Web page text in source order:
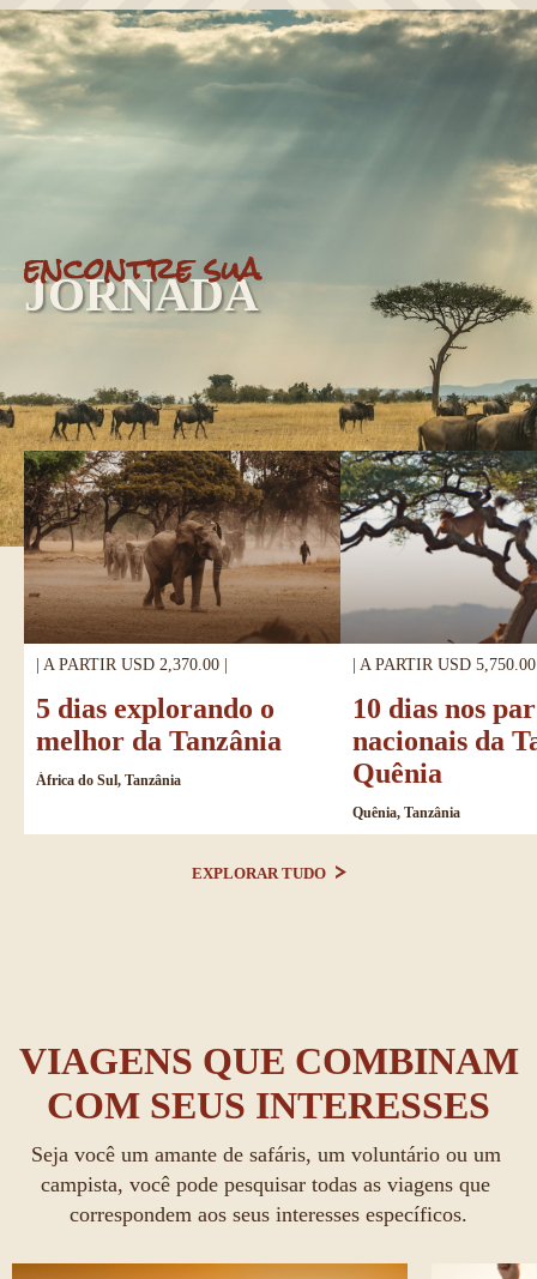
encontre sua
JORNADA
| A PARTIR USD 2,370.00 |
5 dias explorando o
melhor da Tanzânia
África do Sul, Tanzânia
| A PARTIR USD
10 dias nos
nacionais da
Quênia
Quênia, Tanzânia
EXPLORAR TUDO
VIAGENS QUE COMBINAM
COM SEUS INTERESSES
Seja você um amante de safáris, um voluntário ou um
campista, você pode pesquisar todas as viagens que
correspondem aos seus interesses específicos.